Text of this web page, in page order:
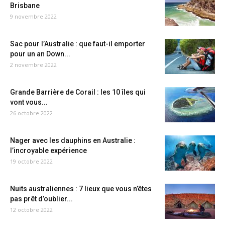
Brisbane
9 novembre 2022
Sac pour l’Australie : que faut-il emporter
pour un an Down...
2 novembre 2022
Grande Barrière de Corail : les 10 îles qui
vont vous...
26 octobre 2022
Nager avec les dauphins en Australie :
l’incroyable expérience
19 octobre 2022
Nuits australiennes : 7 lieux que vous n’êtes
pas prêt d’oublier...
12 octobre 2022